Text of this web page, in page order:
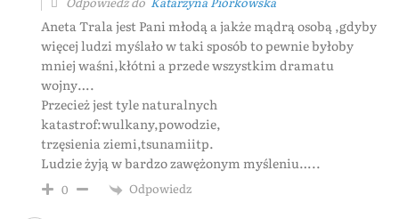
Aneta Trala jest Pani młodą a jakże mądrą osobą ,gdyby
więcej ludzi myślało w taki sposób to pewnie byłoby
mniej waśni,kłótni a przede wszystkim dramatu
wojny….
Przecież jest tyle naturalnych
katastrof:wulkany,powodzie,
trzęsienia ziemi,tsunamiitp.
Ludzie żyją w bardzo zawężonym myśleniu…..
0 Odpowiedz